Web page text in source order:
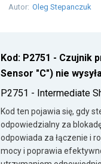
Autor: Oleg Stepanczuk
Kod: P2751 - Czujnik
Sensor "C") nie
P2751 - Intermediate
Kod ten pojawia się, gdy
odpowiedzialny za
odpowiada za łączenie i
mocy i poprawia